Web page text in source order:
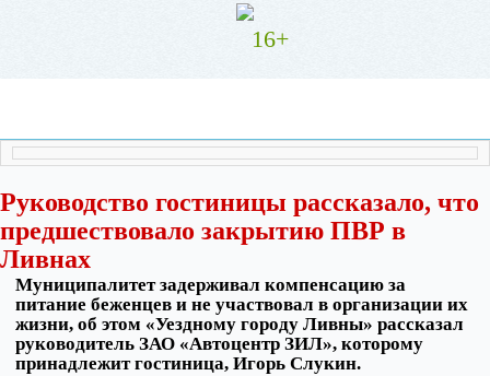
16+
Руководство гостиницы рассказало, что
предшествовало закрытию ПВР в
Ливнах
Муниципалитет задерживал компенсацию за
питание беженцев и не участвовал в организации их
жизни, об этом «Уездному городу Ливны» рассказал
руководитель ЗАО «Автоцентр ЗИЛ», которому
принадлежит гостиница, Игорь Слукин.